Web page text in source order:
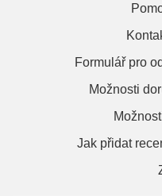
Formulář pro
Možnosti
Jak přidat